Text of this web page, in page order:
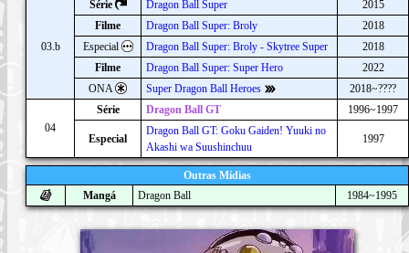
03.b
Série Dragon Ball Super
2015
Filme
Dragon Ball Super: Broly
2018
Especial
Dragon Ball Super: Broly - Skytree Super
2018
Filme
Dragon Ball Super: Super Hero
2022
ONA
Super Dragon Ball Heroes 2018~????
04
Série Dragon Ball GT 1996~1997
Especial
Dragon Ball GT: Goku Gaiden! Yuuki no
Akashi wa Suushinchuu
1997
Outras Mídias
Mangá
Dragon Ball 1984~1995